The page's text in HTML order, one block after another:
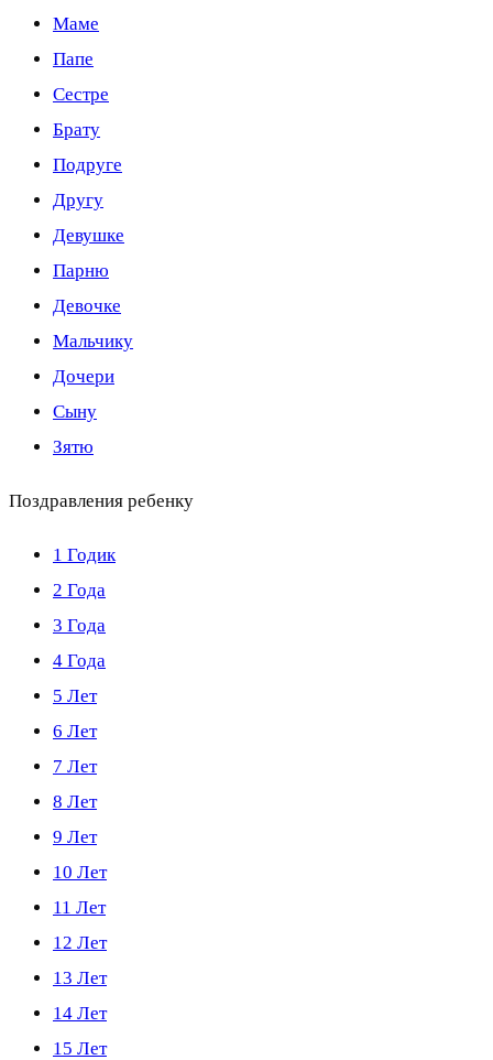
Маме
Папе
Сестре
Брату
Подруге
Другу
Девушке
Парню
Девочке
Мальчику
Дочери
Сыну
Зятю
Поздравления ребенку
1 Годик
2 Года
3 Года
4 Года
5 Лет
6 Лет
7 Лет
8 Лет
9 Лет
10 Лет
11 Лет
12 Лет
13 Лет
14 Лет
15 Лет